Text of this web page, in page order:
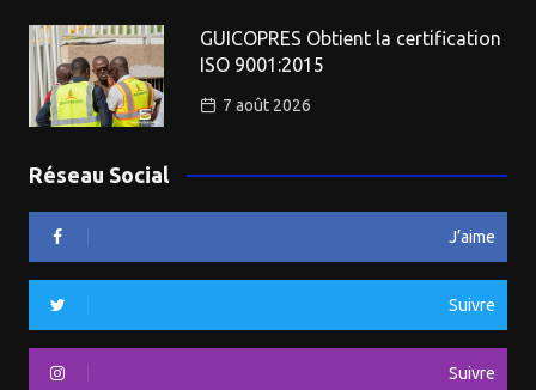
GUICOPRES Obtient la certification
ISO 9001:2015
7 août 2026
Réseau Social
J’aime
Suivre
Suivre